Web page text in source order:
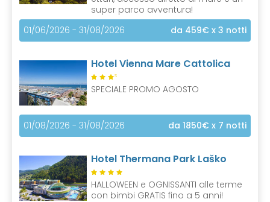
super parco avventura!
01/06/2026 - 31/08/2026
da 459€ x 3 notti
Hotel Vienna Mare Cattolica
S
SPECIALE PROMO AGOSTO
01/08/2026 - 31/08/2026 da 1850€ x 7 notti
Hotel Thermana Park Laško
HALLOWEEN e OGNISSANTI alle terme
con bimbi GRATIS fino a 5 anni!